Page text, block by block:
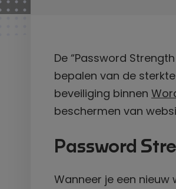
De “Password
bepalen van de
beveiliging binnen
beschermen van
Password
Wanneer je een